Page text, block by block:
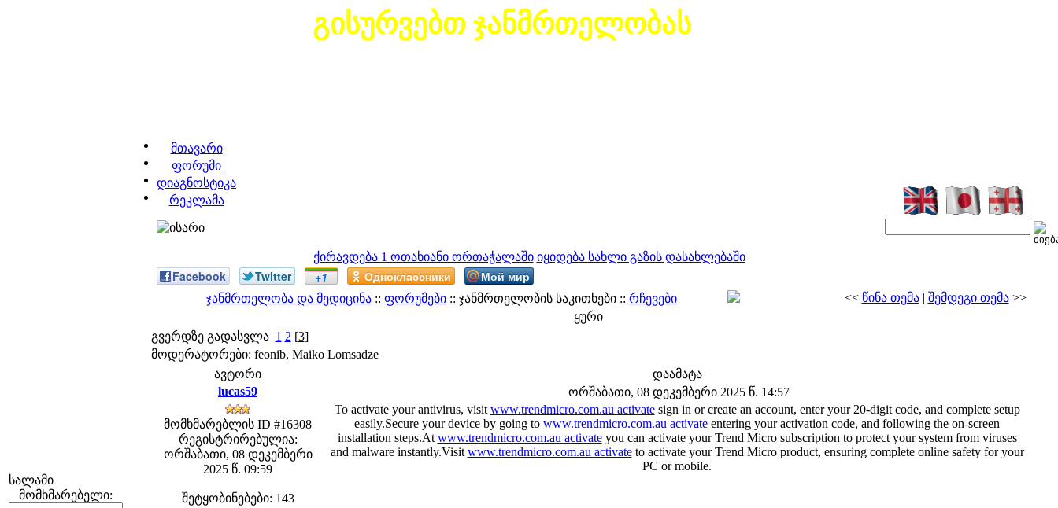
გისურვებთ ჯანმრთელობას
მთავარი
ფორუმი
დიაგნოსტიკა
რეკლამა
ქირავდება 1 ოთახიანი ორთაჭალაში იყიდება სახლი გაზის დასახლებაში
სალამი
მომხმარებელი:
Facebook Twitter +1 Одноклассники Мой мир
ჯანმრთელობა და მედიცინა :: ფორუმები :: ჯანმრთელობის საკითხები :: რჩევები << წინა თემა| შემდეგი თემა>>
ყური
გვერდზე გადასვლა 1 2 [3]
მოდერატორები: feonib, Maiko Lomsadze
ავტორი
დაამატა
lucas59
ორშაბათი, 08 დეკემბერი 2025 წ. 14:57
მომხმარებლის ID #16308
რეგისტრირებულია:
ორშაბათი, 08 დეკემბერი
2025 წ. 09:59
შეტყობინებები: 143
To activate your antivirus, visit www.trendmicro.com.au activatesign in or create an account, enter your 20-digit code, and complete setup
easily.Secure your device by going to www.trendmicro.com.au activate entering your activation code, and following the on-screen
installation steps.At www.trendmicro.com.au activateyou can activate your Trend Micro subscription to protect your system from viruses
and malware instantly.Visit www.trendmicro.com.au activateto activate your Trend Micro product, ensuring complete online safety for your
PC or mobile.